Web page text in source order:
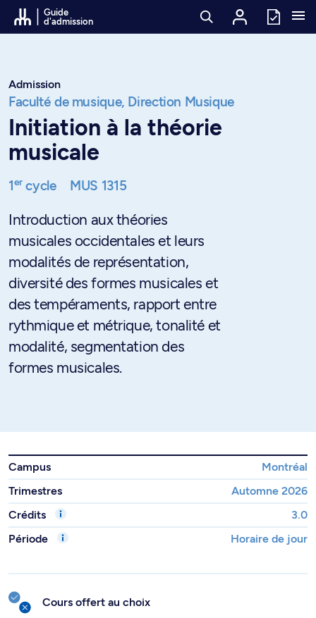
Passer au contenu
Guide
d'admission
Admission
Faculté de musique, Direction Musique
Initiation à la théorie
musicale
1ercycle MUS 1315
Introduction aux théories
musicales occidentales et leurs
modalités de représentation,
diversité des formes musicales et
des tempéraments, rapport entre
rythmique et métrique, tonalité et
modalité, segmentation des
formes musicales.
Campus
Montréal
Trimestres
Automne 2026
Crédits
3.0
Période
Horaire de jour
Cours offert au choix